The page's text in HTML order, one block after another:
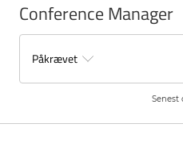
Sundhedsstyrelsen
i lyset af lægemangel i
reformen for kapacitet og
Perspektiver fra Norden
Conference Manager
Påkrævet
Senest